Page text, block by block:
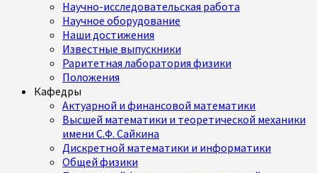
Научно-исследовательская работа
Научное оборудование
Наши достижения
Известные выпускники
Раритетная лаборатория физики
Положения
Кафедры
Актуарной и финансовой математики
Высшей математики и теоретической механики
имени С.Ф. Сайкина
Дискретной математики и информатики
Общей физики